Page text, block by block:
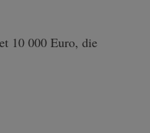
10 000 Euro, die